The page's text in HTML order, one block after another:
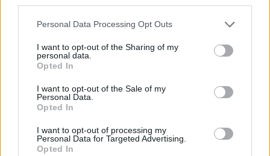
Personal Data Processing Opt Outs
I want to opt-out of the Sharing of my
personal data.
Opted In
I want to opt-out of the Sale of my
Personal Data.
Opted In
I want to opt-out of processing my
Personal Data for Targeted Advertising.
Opted In
Οιχαλίας.
Διάβασε σχετικά
45χρονη βιντεοσκοπούσε ακροαματική
διαδικασία με το κινητό της!
"Ντου" της ΕΛ.ΑΣ. σε καταυλισμούς ρομά
στους δήμους Τρίπολης και Μεγαλόπολης